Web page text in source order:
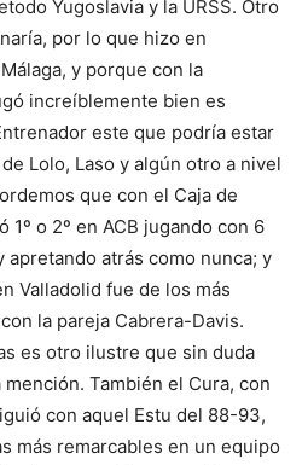
Yugoslavia y la URSS. Otro
por lo que hizo en
y porque con la
increíblemente bien es
este que podría estar
Lolo, Laso y algún otro a nivel
que con el Caja de
1º o 2º en ACB jugando con 6
apretando atrás como nunca; y
Valladolid fue de los más
la pareja Cabrera-Davis.
es otro ilustre que sin duda
mención. También el Cura, con
con aquel Estu del 88-93,
más remarcables en un equipo